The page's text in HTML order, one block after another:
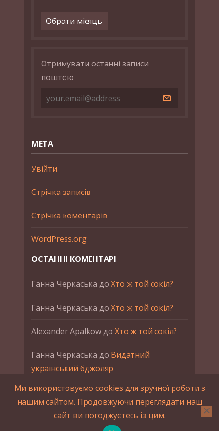
Архіви
Отримувати останні записи
поштою
МЕТА
Увійти
Стрічка записів
Стрічка коментарів
WordPress.org
ОСТАННІ КОМЕНТАРІ
Ганна Черкаська до Хто ж той сокіл?
Ганна Черкаська до Хто ж той сокіл?
Alexander Apalkowдо Хто ж той сокіл?
Ганна Черкаська до Видатний
український бджоляр
Ганна ЧеркаськадоПетро Франко
2015-2023 © UAHistory Всі права застережено.
При використанні матеріалів сайта обов'язкове
Ми використовуємо cookies для зручної роботи з
нашим сайтом. Продовжуючи переглядати наш
сайт ви погоджуєтесь із цим.